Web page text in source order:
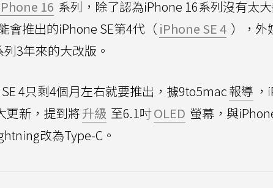
16 系列，除了認為iPhone 16系列沒有太
會推出的iPhone SE第4代（ iPhone SE 4 ），外
3年來的大改版。
4只剩4個月左右就要推出，據9to5mac報導
更新，提到將升級 至6.1吋OLED 螢幕，與
改為Type-C。